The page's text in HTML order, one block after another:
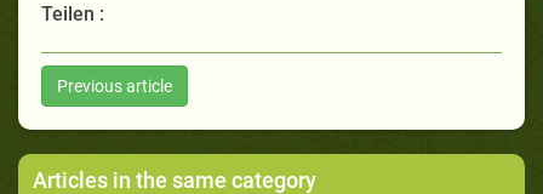
Teilen :
Previous article
Articles in the same category